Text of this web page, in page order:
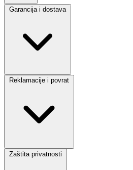
Garancija i dostava
Reklamacije i povrat
Zaštita privatnosti